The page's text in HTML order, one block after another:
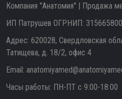
Компания "Анатомия" | Продажа
ИП Патрушев ОГРНИП:
Адрес: 620028, Свердловская
Татищева, д. 18/2, офис 4
Email:
Часы работы: ПН-ПТ с 9:00-18:00